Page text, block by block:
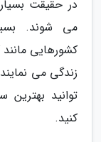
در حقیقت
می شوند.
کشورهایی
زندگی می
توانید بهترین
کنید.